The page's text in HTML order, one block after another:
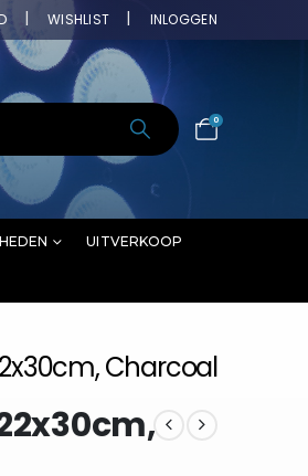
WISHLIST INLOGGEN
0
UITVERKOOP
Charcoal